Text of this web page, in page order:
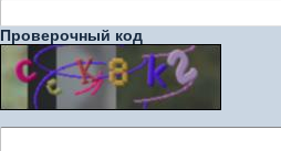
Проверочный код